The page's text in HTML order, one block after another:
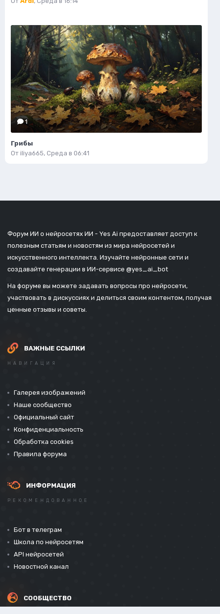
1
Грибы
От iliya665, Среда в 06:41
Форум ИИ о нейросетях ИИ - Yes Ai предоставляет доступ к
полезным статьям и новостям из мира нейросетей и
искусственного интеллекта. Изучайте нейронные сети и
создавайте генерации в ИИ-сервисе @yes_ai_bot
На форуме вы можете задавать вопросы про нейросети,
участвовать в дискуссиях и делиться своим контентом, получая
ценные отзывы и советы.
ВАЖНЫЕ ССЫЛКИ
НАВИГАЦИЯ
Галерея изображений
Наше сообщество
Официальный сайт
Конфиденциальность
Обработка cookies
Правила форума
ИНФОРМАЦИЯ
РЕКОМЕНДОВАННОЕ
Бот в телеграм
Школа по нейросетям
API нейросетей
Новостной канал
СООБЩЕСТВО